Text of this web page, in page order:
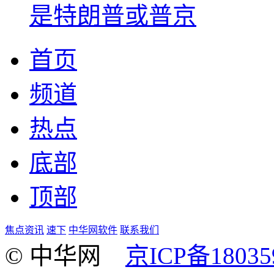
是特朗普或普京
首页
频道
热点
底部
顶部
焦点资讯 速下 中华网软件 联系我们
© 中华网 京ICP备